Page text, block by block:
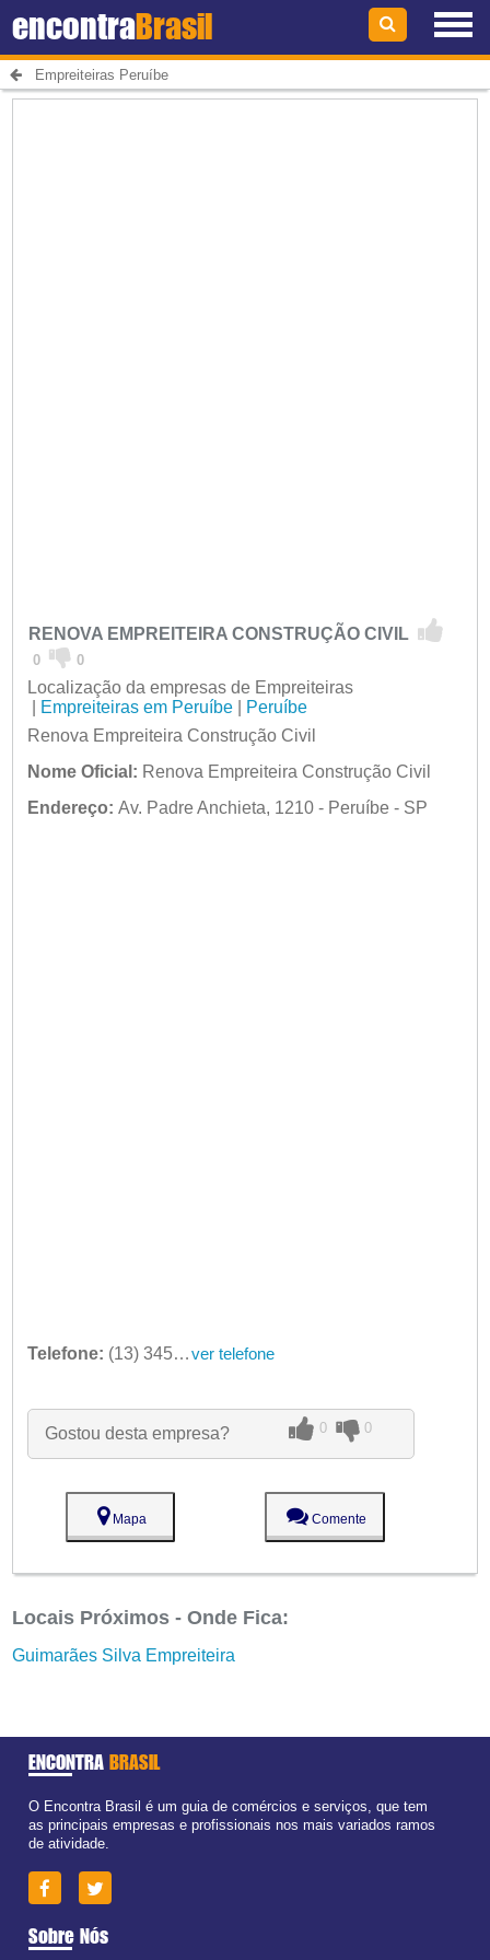
encontraBrasil
Empreiteiras Peruíbe
RENOVA EMPREITEIRA CONSTRUÇÃO CIVIL
0 0
Localização da empresas de Empreiteiras
Empreiteiras em Peruíbe|
Peruíbe
Renova Empreiteira Construção Civil
Nome Oficial: Renova Empreiteira Construção Civil
Endereço: Av. Padre Anchieta, 1210 - Peruíbe - SP
Telefone: (13) 3453-2383 ver telefone
Gostou desta empresa? 0 0
Mapa Comente
Locais Próximos - Onde Fica:
Guimarães Silva Empreiteira
ENCONTRA BRASIL
O Encontra Brasil é um guia de comércios e serviços, que tem
as principais empresas e profissionais nos mais variados ramos
de atividade.
Sobre Nós